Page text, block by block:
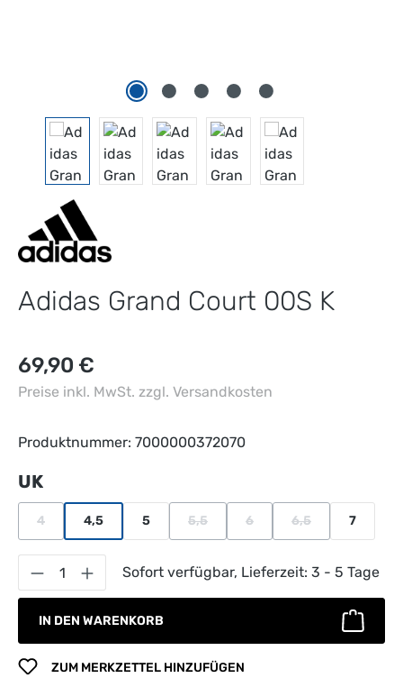
Adidas Grand Court 00S K
Regulärer Preis:
69,90 €
Preise inkl. MwSt. zzgl. Versandkosten
Produktnummer: 7000000372070
UKauswählen
4
(Diese Option ist zurzeit nicht verfügbar.)
4,5 5 5,5
(Diese Option ist zurzeit nicht
6
(Diese Option ist zurzeit
6,5
(Diese Option ist
7
Produkt Anzahl: Gib den gewünschten
Sofort verfügbar, Lieferzeit: 3 - 5 Tage
IN DEN WARENKORB
ZUM MERKZETTEL HINZUFÜGEN